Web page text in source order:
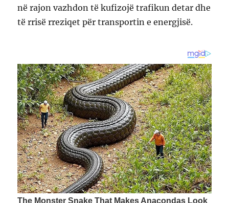
në rajon vazhdon të kufizojë trafikun detar dhe
të rrisë rreziqet për transportin e energjisë.